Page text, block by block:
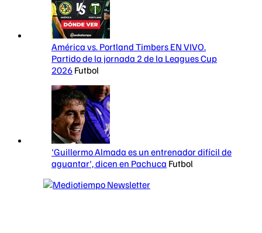
América vs. Portland Timbers EN VIVO.
Partido de la jornada 2 de la Leagues Cup
2026 Futbol
'Guillermo Almada es un entrenador difícil de
aguantar', dicen en Pachuca Futbol